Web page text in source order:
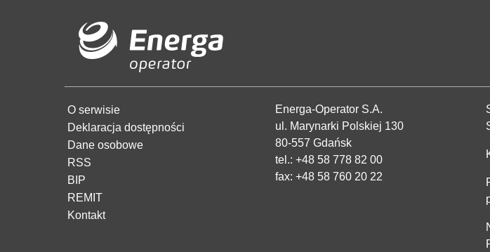
O serwisie
Deklaracja dostępności
Dane osobowe
RSS
BIP
REMIT
Kontakt
Energa-Operator S.A.
ul. Marynarki Polskiej 130
80-557 Gdańsk
tel.: +48 58 778 82 00
fax: +48 58 760 20 22